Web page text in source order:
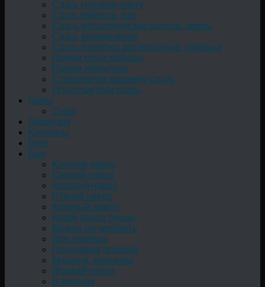
Сдать газовую плиту
Сдать емкость, бак
Cдать металлические ворота, дверь
Сдать холодильник
Сдать баллоны кислородные, газовые
Прием сетки рабицы
Прием арматуры
Стиральную машинку сдать
Огнетушители сдать
Цены
О нас
Лицензия
Контакты
Блог
Био
Конский навоз
Свиной навоз
Коровий навоз
Птичий навоз
Куриный навоз
Какой навоз лучше
Можно ли удобрять
Для огорода
Подкормка огорода
Машина, мешалка
Жидкий навоз
В мешках